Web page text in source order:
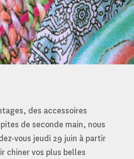
des accessoires
de seconde main, nous
vous jeudi 29 juin à partir
chiner vos plus belles